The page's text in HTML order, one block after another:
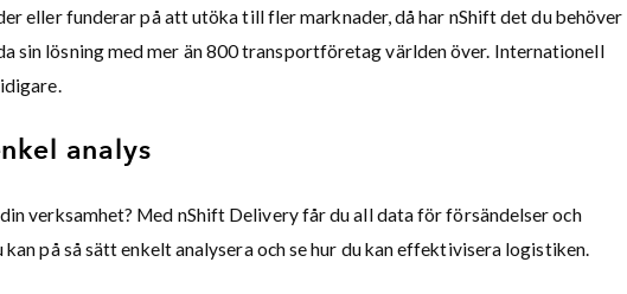
eller funderar på att utöka till fler marknader, då har nShift det du behöver
sin lösning med mer än 800 transportföretag världen över. Internationell
analys
verksamhet? Med nShift Delivery får du all data för försändelser och
på så sätt enkelt analysera och se hur du kan effektivisera logistiken.